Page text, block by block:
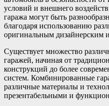
условий и внешнего
гаража могут быть
благодаря использованию
оригинальным дизайнерским
Существует множество
гаражей, начиная от
конструкций до более
систем. Комбинированные
различные материалы и
презентабельными и